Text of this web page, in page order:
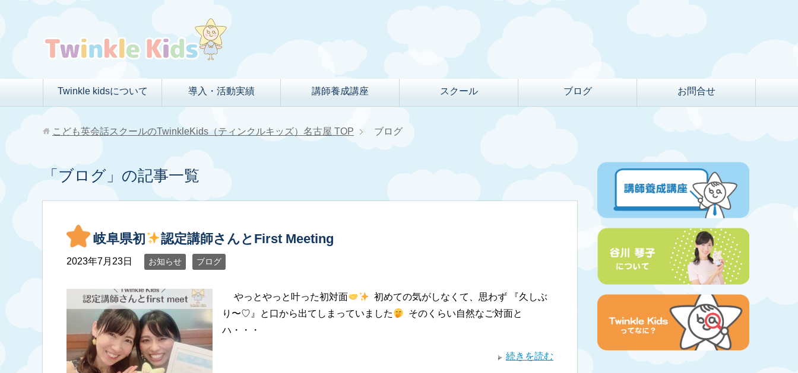
Twinkle kidsについて 導入・活動実績 講師養成講座 スクール ブログ お問合せ
こども英会話スクールのTwinkleKids（ティンクルキッズ）名古屋 TOP ブログ
「ブログ」の記事一覧
岐阜県初 認定講師さんとFirst Meeting
2023年7月23日 お知らせ ブログ
⁡ やっとやっと叶った初対面
⁡ 初めての気がしなくて、思わず 『久しぶ
り〜♡』と口から出てしまっていました
⁡ そのくらい自然なご対面と
ハ・・・
続きを読む